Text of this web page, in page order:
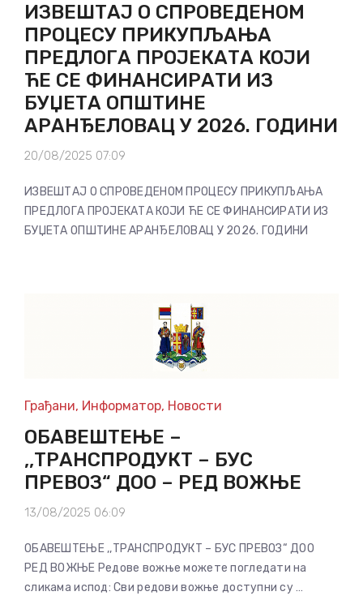
ИЗВЕШТАЈ О СПРОВЕДЕНОМ
ПРОЦЕСУ ПРИКУПЉАЊА
ПРЕДЛОГА ПРОЈЕКАТА КОЈИ
ЋЕ СЕ ФИНАНСИРАТИ ИЗ
БУЏЕТА ОПШТИНЕ
АРАНЂЕЛОВАЦ У 2026. ГОДИНИ
20/08/2025 07:09
ИЗВЕШТАЈ О СПРОВЕДЕНОМ ПРОЦЕСУ ПРИКУПЉАЊА
ПРЕДЛОГА ПРОЈЕКАТА КОЈИ ЋЕ СЕ ФИНАНСИРАТИ ИЗ
БУЏЕТА ОПШТИНЕ АРАНЂЕЛОВАЦ У 2026. ГОДИНИ
Грађани, Информатор, Новости
ОБАВЕШТЕЊЕ –
,,ТРАНСПРОДУКТ – БУС
ПРЕВОЗ“ ДОО – РЕД ВОЖЊЕ
13/08/2025 06:09
ОБАВЕШТЕЊЕ ,,ТРАНСПРОДУКТ – БУС ПРЕВОЗ“ ДОО
РЕД ВОЖЊЕ Редове вожње можете погледати на
сликама испод: Сви редови вожње доступни су …